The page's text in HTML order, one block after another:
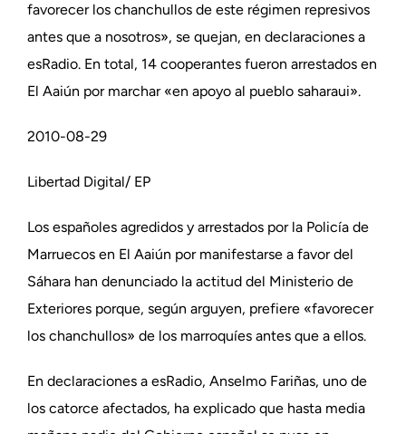
favorecer los chanchullos de este régimen represivos
antes que a nosotros», se quejan, en declaraciones a
esRadio. En total, 14 cooperantes fueron arrestados en
El Aaiún por marchar «en apoyo al pueblo saharaui».
2010-08-29
Libertad Digital/ EP
Los españoles agredidos y arrestados por la Policía de
Marruecos en El Aaiún por manifestarse a favor del
Sáhara han denunciado la actitud del Ministerio de
Exteriores porque, según arguyen, prefiere «favorecer
los chanchullos» de los marroquíes antes que a ellos.
En declaraciones a esRadio, Anselmo Fariñas, uno de
los catorce afectados, ha explicado que hasta media